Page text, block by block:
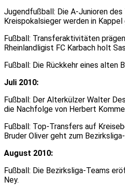
Jugendfußball: Die A-Junioren
Kreispokalsieger werden in Kappel
Fußball: Transferaktivitäten
Rheinlandligist FC Karbach holt
Fußball: Die Rückkehr eines alten
Juli 2010:
Fußball: Der Alterkülzer Walter
die Nachfolge von Herbert
Fußball: Top-Transfers auf
Bruder Oliver geht zum
August 2010:
Fußball: Die Bezirksliga-Teams
Ney.